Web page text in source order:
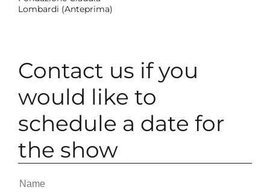
Lombardi (Anteprima)
Contact us if you
would like to
schedule a date for
the show